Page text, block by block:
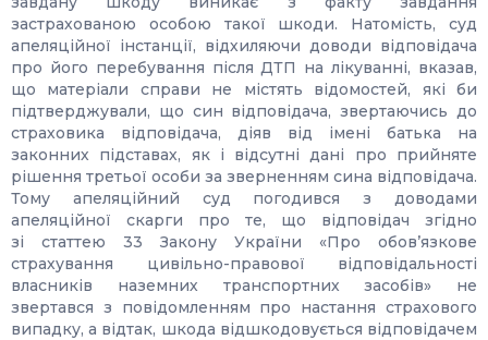
застрахованою особою такої шкоди. Натомість, суд
апеляційної інстанції, відхиляючи доводи відповідача
про його перебування після ДТП на лікуванні, вказав,
що матеріали справи не містять відомостей, які би
підтверджували, що син відповідача, звертаючись до
страховика відповідача, діяв від імені батька на
законних підставах, як і відсутні дані про прийняте
рішення третьої особи за зверненням сина відповідача.
Тому апеляційний суд погодився з доводами
апеляційної скарги про те, що відповідач згідно
зі статтею 33 Закону України «Про обов’язкове
страхування цивільно-правової відповідальності
власників наземних транспортних засобів» не
звертався з повідомленням про настання страхового
випадку, а відтак, шкода відшкодовується відповідачем